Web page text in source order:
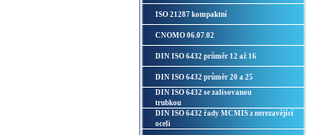
ISO 21287 kompaktní
CNOMO 06.07.02
DIN ISO 6432 průměr 12 až 16
DIN ISO 6432 průměr 20 a 25
DIN ISO 6432 se zalisovanou
trubkou
DIN ISO 6432 řady MCMIS z nerezavějící
oceli